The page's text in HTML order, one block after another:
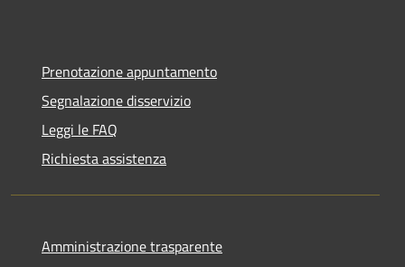
Prenotazione appuntamento
Segnalazione disservizio
Leggi le FAQ
Richiesta assistenza
Amministrazione trasparente